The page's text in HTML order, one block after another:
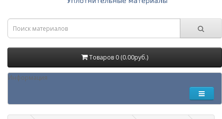
Товаров 0 (0.00руб.)
Информация